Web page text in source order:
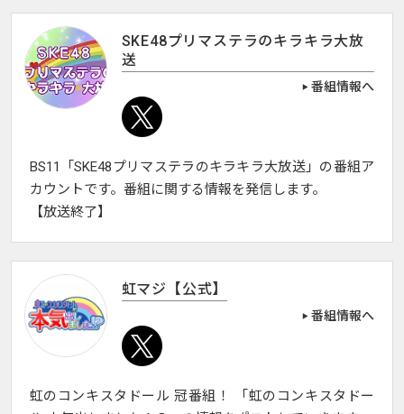
SKE48プリマステラのキラキラ大放
送
番組情報へ
BS11「SKE48プリマステラのキラキラ大放送」の番組ア
カウントです。番組に関する情報を発信します。
【放送終了】
虹マジ【公式】
番組情報へ
虹のコンキスタドール 冠番組！ 「虹のコンキスタドー